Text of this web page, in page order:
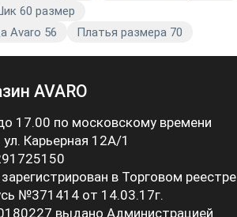
60 размер
Avaro 56 Платья размера 70
AVARO
17.00 по московскому времени
ул. Карьерная 12А/1
в Торговом реестре
№371414 от 14.03.17г.
выдано Администрацией